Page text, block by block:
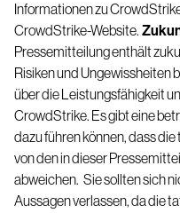
Informationen zu
CrowdStrike-Website.
Pressemitteilung enthält
Risiken und Ungewissheiten
über die Leistungsfähigkeit
CrowdStrike. Es gibt eine
dazu führen können, dass
von den in dieser
abweichen. Sie sollten sich
Aussagen verlassen, da die